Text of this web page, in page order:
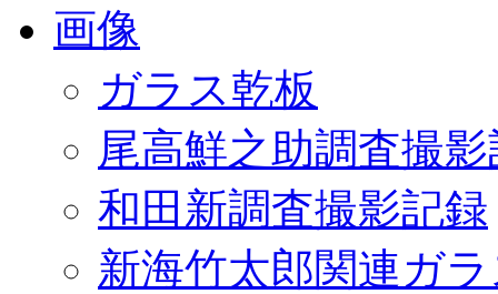
画像
ガラス乾板
尾高鮮之助調査撮
和田新調査撮影記録
新海竹太郎関連ガ